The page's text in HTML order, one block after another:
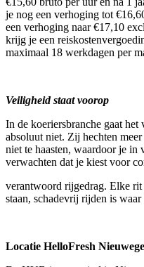
je nog een verhoging tot
een verhoging naar €17,10
krijg je een
maximaal 18 werkdagen per
Veiligheid staat voorop
In de koeriersbranche gaat
absoluut niet. Zij hechten
niet te haasten, waardoor je in
verwachten dat je kiest voor
verantwoord rijgedrag. Elke
staan, schadevrij rijden is
Locatie HelloFresh